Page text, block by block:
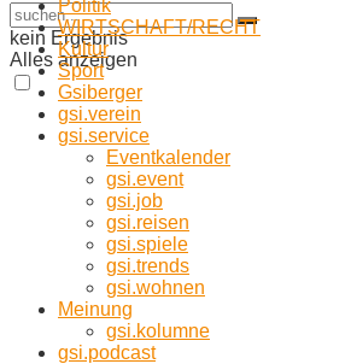
kein Ergebnis
Alles anzeigen
Politik
WIRTSCHAFT/RECHT
Kultur
Sport
Gsiberger
gsi.verein
gsi.service
Eventkalender
gsi.event
gsi.job
gsi.reisen
gsi.spiele
gsi.trends
gsi.wohnen
Meinung
gsi.kolumne
gsi.podcast